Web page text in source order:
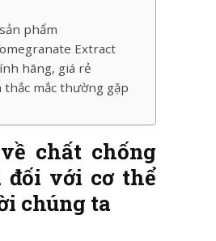
phẩm
Extract
hãng, giá rẻ
thắc mắc thường gặp
chất chống
đối với cơ thể
chúng ta